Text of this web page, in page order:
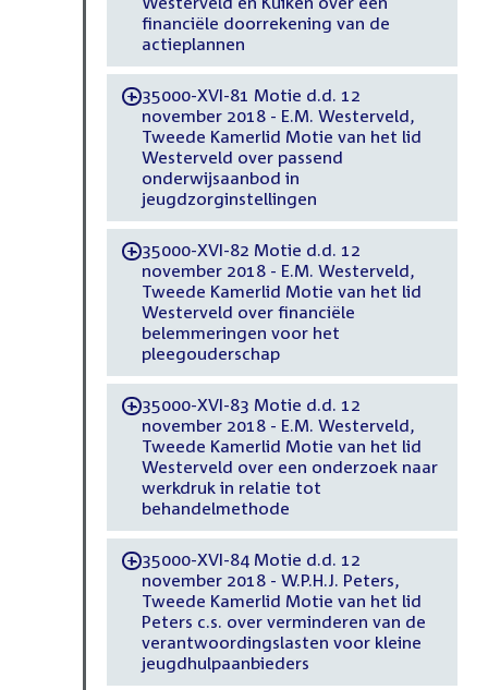
financiële doorrekening van de
actieplannen
-35000-XVI-81 Motie d.d. 12
november 2018 - E.M. Westerveld,
Tweede Kamerlid Motie van het lid
Westerveld over passend
onderwijsaanbod in
jeugdzorginstellingen
-35000-XVI-82 Motie d.d. 12
november 2018 - E.M. Westerveld,
Tweede Kamerlid Motie van het lid
Westerveld over financiële
belemmeringen voor het
pleegouderschap
-35000-XVI-83 Motie d.d. 12
november 2018 - E.M. Westerveld,
Tweede Kamerlid Motie van het lid
Westerveld over een onderzoek naar
werkdruk in relatie tot
behandelmethode
-35000-XVI-84 Motie d.d. 12
november 2018 - W.P.H.J. Peters,
Tweede Kamerlid Motie van het lid
Peters c.s. over verminderen van de
verantwoordingslasten voor kleine
jeugdhulpaanbieders